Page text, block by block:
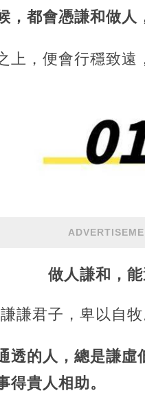
，都會憑謙和做人
，便會行穩致遠
做人謙和，
謙君子，卑以自牧
透的人，總是謙虛
得貴人相助。